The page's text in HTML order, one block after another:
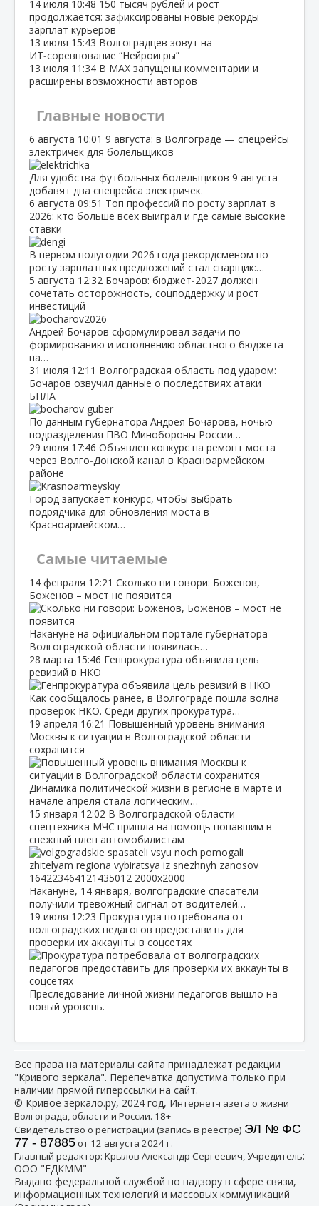
14 июля 10:48 150 тысяч рублей и рост
продолжается: зафиксированы новые рекорды
зарплат курьеров
13 июля 15:43 Волгоградцев зовут на
ИТ‑соревнование “Нейроигры”
13 июля 11:34 В МАХ запущены комментарии и
расширены возможности авторов
Главные новости
6 августа 10:01 9 августа: в Волгограде — спецрейсы
электричек для болельщиков
Для удобства футбольных болельщиков 9 августа
добавят два спецрейса электричек.
6 августа 09:51 Топ профессий по росту зарплат в
2026: кто больше всех выиграл и где самые высокие
ставки
В первом полугодии 2026 года рекордсменом по
росту зарплатных предложений стал сварщик:…
5 августа 12:32 Бочаров: бюджет‑2027 должен
сочетать осторожность, соцподдержку и рост
инвестиций
Андрей Бочаров сформулировал задачи по
формированию и исполнению областного бюджета
на…
31 июля 12:11 Волгоградская область под ударом:
Бочаров озвучил данные о последствиях атаки
БПЛА
По данным губернатора Андрея Бочарова, ночью
подразделения ПВО Минобороны России…
29 июля 17:46 Объявлен конкурс на ремонт моста
через Волго‑Донской канал в Красноармейском
районе
Город запускает конкурс, чтобы выбрать
подрядчика для обновления моста в
Красноармейском…
Самые читаемые
14 февраля 12:21 Сколько ни говори: Боженов,
Боженов – мост не появится
Накануне на официальном портале губернатора
Волгоградской области появилась…
28 марта 15:46 Генпрокуратура объявила цель
ревизий в НКО
Как сообщалось ранее, в Волгограде пошла волна
проверок НКО. Среди других прокуратура…
19 апреля 16:21 Повышенный уровень внимания
Москвы к ситуации в Волгоградской области
сохранится
Динамика политической жизни в регионе в марте и
начале апреля стала логическим…
15 января 12:02 В Волгоградской области
спецтехника МЧС пришла на помощь попавшим в
снежный плен автомобилистам
Накануне, 14 января, волгоградские спасатели
получили тревожный сигнал от водителей…
19 июля 12:23 Прокуратура потребовала от
волгоградских педагогов предоставить для
проверки их аккаунты в соцсетях
Преследование личной жизни педагогов вышло на
новый уровень.
Все права на материалы сайта принадлежат редакции
"Кривого зеркала". Перепечатка допустима только при
наличии прямой гиперссылки на сайт.
© Кривое зеркало.ру, 2024 год, Интернет-газета о жизни
Волгограда, области и России. 18+
Свидетельство о регистрации (запись в реестре) ЭЛ № ФС
77 - 87885от 12 августа 2024 г.
Главный редактор: Крылов Александр Сергеевич, Учредитель:
ООО "ЕДКММ"
Выдано федеральной службой по надзору в сфере связи,
информационных технологий и массовых коммуникаций